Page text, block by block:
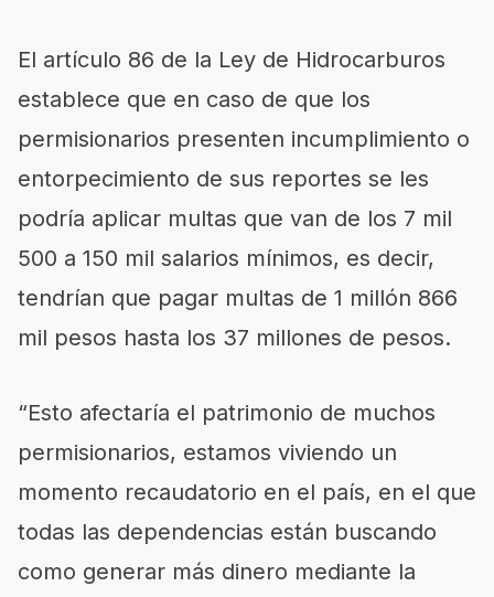
El artículo 86 de la Ley de Hidrocarburos
establece que en caso de que los
permisionarios presenten incumplimiento o
entorpecimiento de sus reportes se les
podría aplicar multas que van de los 7 mil
500 a 150 mil salarios mínimos, es decir,
tendrían que pagar multas de 1 millón 866
mil pesos hasta los 37 millones de pesos.
“Esto afectaría el patrimonio de muchos
permisionarios, estamos viviendo un
momento recaudatorio en el país, en el que
todas las dependencias están buscando
como generar más dinero mediante la